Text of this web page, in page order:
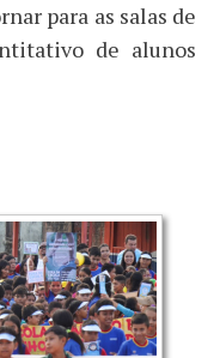
para as salas de
de alunos